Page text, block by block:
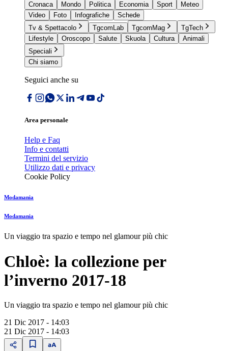
Cronaca
Mondo Politica Economia Sport
Meteo
Video
Foto Infografiche
Schede
Tv & Spettacolo
TgcomLab TgcomMag
TgTech
Lifestyle
Oroscopo Salute Skuola Cultura
Animali
Speciali
Chi siamo
Seguici anche su
Area personale
Help e Faq
Info e contatti
Termini del servizio
Utilizzo dati e privacy
Cookie Policy
Modamania
Modamania
Un viaggio tra spazio e tempo nel glamour più chic
Chloè: la collezione per
lʼinverno 2017-18
Un viaggio tra spazio e tempo nel glamour più chic
21 Dic 2017 - 14:03
21 Dic 2017 - 14:03